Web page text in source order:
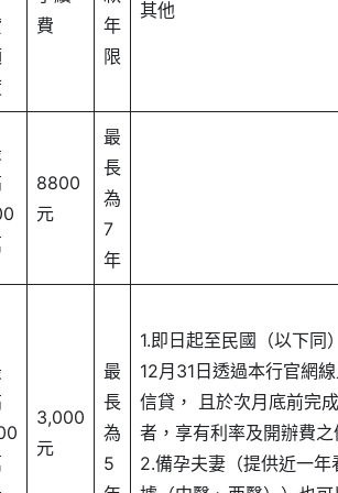
費
年
限
其他
8800
元
最
長
為
7
年
3,000
元
最
長
為
5
1.即日起至民國（以下同
12月31日透過本行官網
信貸， 且於次月底前完
者，享有利率及開辦費之
2.備孕夫妻（提供近一年